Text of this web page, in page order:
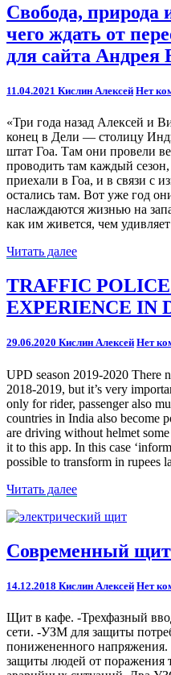
Свобода,
природа
и
мгновенная
карма:
ждать
переезда
в
Гоа?
Рассказ
для
сайта
Андрея
Буренка.
Свобода, природа
чего ждать от
для сайта Андрея
11.04.2021 Кислин Алексей Нет
«Три года назад Алексей и
конец в Дели — столицу
штат Гоа. Там они провели
проводить там каждый
приехали в Гоа, и в связи с
остались там. Вот уже год
наслаждаются жизнью на
как им живется, чем
Читать далееЧитать
TRAFFIC
POLICE
IN
2020.
IN
DETAILS
TRAFFIC
EXPERIENCE IN
29.06.2020 Кислин Алексей Нет
UPD season 2019-2020 There
2018-2019, but it’s very
only for rider, passenger also
countries in India also become
are driving without helmet
it to this app. In this case
possible to transform in rupees
Читать далееЧитать
Современный
щит
кафе
Современный
14.12.2018 Кислин Алексей Нет
Щит в кафе. -Трехфазный
сети. -УЗМ для защиты
понижененного
защиты людей от поражения